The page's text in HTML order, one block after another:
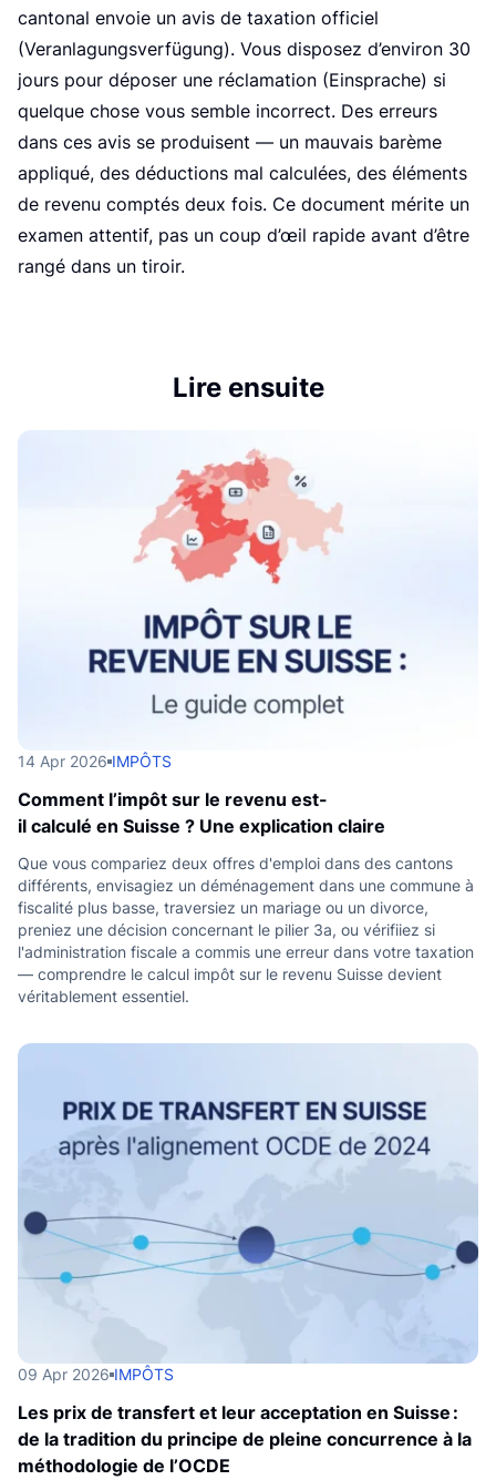
cantonal envoie un avis de taxation officiel
(Veranlagungsverfügung). Vous disposez d’environ 30
jours pour déposer une réclamation (Einsprache) si
quelque chose vous semble incorrect. Des erreurs
dans ces avis se produisent — un mauvais barème
appliqué, des déductions mal calculées, des éléments
de revenu comptés deux fois. Ce document mérite un
examen attentif, pas un coup d’œil rapide avant d’être
rangé dans un tiroir.
Lire ensuite
14 Apr 2026 IMPÔTS
Comment l’impôt sur le revenu est-
il calculé en Suisse ? Une explication claire
Que vous compariez deux offres d'emploi dans des cantons
différents, envisagiez un déménagement dans une commune à
fiscalité plus basse, traversiez un mariage ou un divorce,
preniez une décision concernant le pilier 3a, ou vérifiiez si
l'administration fiscale a commis une erreur dans votre taxation
— comprendre le calcul impôt sur le revenu Suisse devient
véritablement essentiel.
09 Apr 2026 IMPÔTS
Les prix de transfert et leur acceptation en Suisse :
de la tradition du principe de pleine concurrence à la
méthodologie de l’OCDE